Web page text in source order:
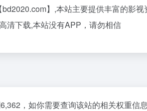
】,本站主要提供丰富的影
清下载,本站没有APP，请勿相信
，如你需要查询该站的相关权重信